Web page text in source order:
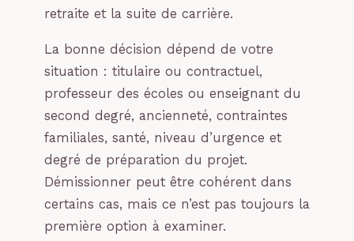
retraite et la suite de carrière.
La bonne décision dépend de votre
situation : titulaire ou contractuel,
professeur des écoles ou enseignant du
second degré, ancienneté, contraintes
familiales, santé, niveau d’urgence et
degré de préparation du projet.
Démissionner peut être cohérent dans
certains cas, mais ce n’est pas toujours la
première option à examiner.